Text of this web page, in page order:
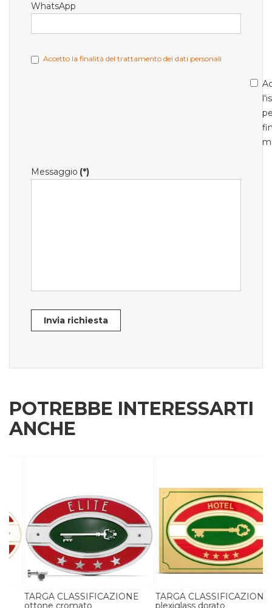
WhatsApp
Accetto la finalità del trattamento dei dati personali
Messaggio (*)
Invia richiesta
POTREBBE INTERESSARTI
ANCHE
TARGA CLASSIFICAZIONE
ottone cromato
TARGA CLASSIFICAZIONE
plexiglass dorato